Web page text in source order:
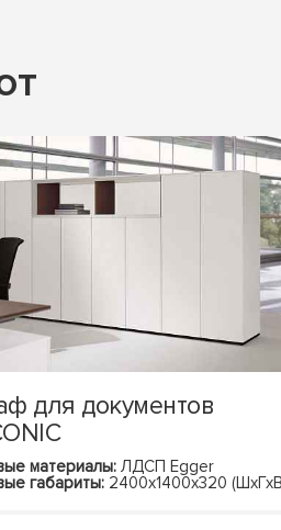
для документов
материалы: ЛДСП Egger
габариты: 2400х1400х320